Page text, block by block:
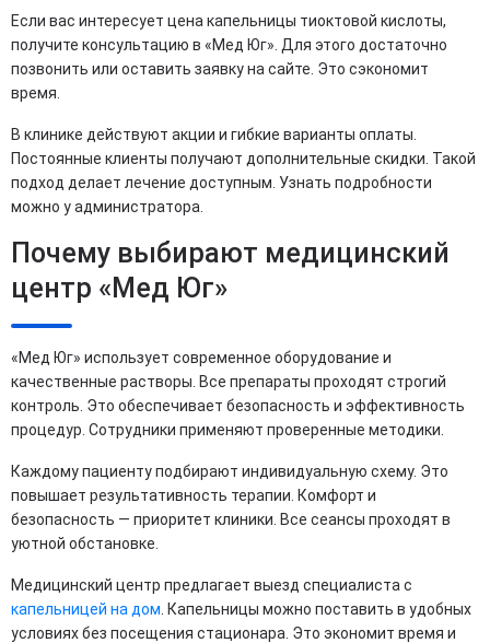
Если вас интересует цена капельницы тиоктовой кислоты,
получите консультацию в «Мед Юг». Для этого достаточно
позвонить или оставить заявку на сайте. Это сэкономит
время.
В клинике действуют акции и гибкие варианты оплаты.
Постоянные клиенты получают дополнительные скидки. Такой
подход делает лечение доступным. Узнать подробности
можно у администратора.
Почему выбирают медицинский
центр «Мед Юг»
«Мед Юг» использует современное оборудование и
качественные растворы. Все препараты проходят строгий
контроль. Это обеспечивает безопасность и эффективность
процедур. Сотрудники применяют проверенные методики.
Каждому пациенту подбирают индивидуальную схему. Это
повышает результативность терапии. Комфорт и
безопасность — приоритет клиники. Все сеансы проходят в
уютной обстановке.
Медицинский центр предлагает выезд специалиста с
капельницей на дом . Капельницы можно поставить в удобных
условиях без посещения стационара. Это экономит время и